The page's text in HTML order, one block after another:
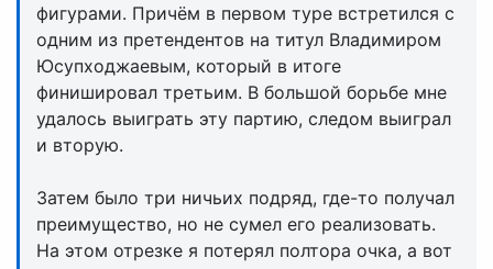
фигурами. Причём в первом туре встретился с
одним из претендентов на титул Владимиром
Юсупходжаевым, который в итоге
финишировал третьим. В большой борьбе мне
удалось выиграть эту партию, следом выиграл
и вторую.
Затем было три ничьих подряд, где-то получал
преимущество, но не сумел его реализовать.
На этом отрезке я потерял полтора очка, а вот